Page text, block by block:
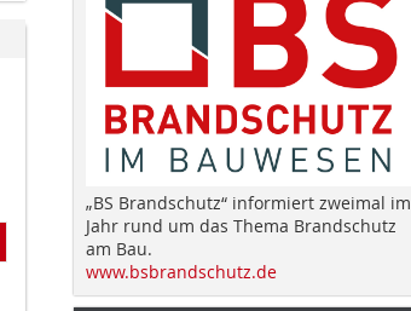
„BS Brandschutz“ informiert zweimal im
Jahr rund um das Thema Brandschutz
am Bau.
www.bsbrandschutz.de